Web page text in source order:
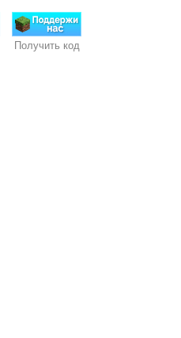
Получить код